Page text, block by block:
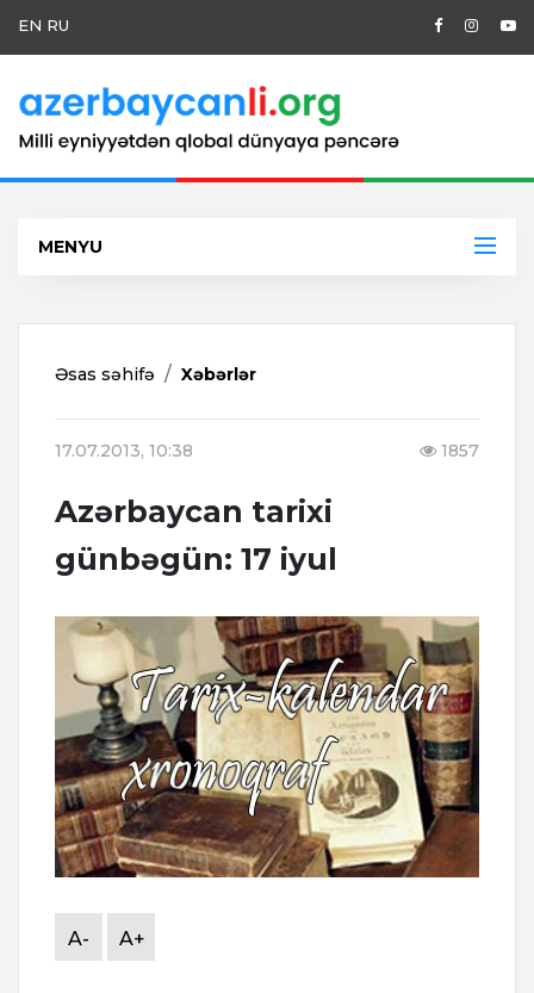
EN RU
MENYU
Əsas səhifə Xəbərlər
17.07.2013, 10:38 1857
Azərbaycan tarixi
günbəgün: 17 iyul
A- A+